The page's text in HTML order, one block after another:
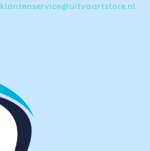
klantenservice@uitvaartstore.nl